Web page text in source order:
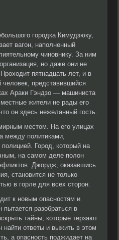
городка Кимудзюку,
вагон, наполненный
чиновнику. За ним
но даже они не
пятнадцать лет, и в
человек, представившийся
Араки Гэндзо — машиниста
жители не рады его
он здесь нежеланный гость.
местом. На его улицах
между политиками,
Город, который на
на самом деле полон
Джордж, оказавшись
становится не только
в горле для всех сторон.
к новым опасностям и
разобраться в
тайны, которые терзают
ответы и выжить в этом
а опасность поджидает на